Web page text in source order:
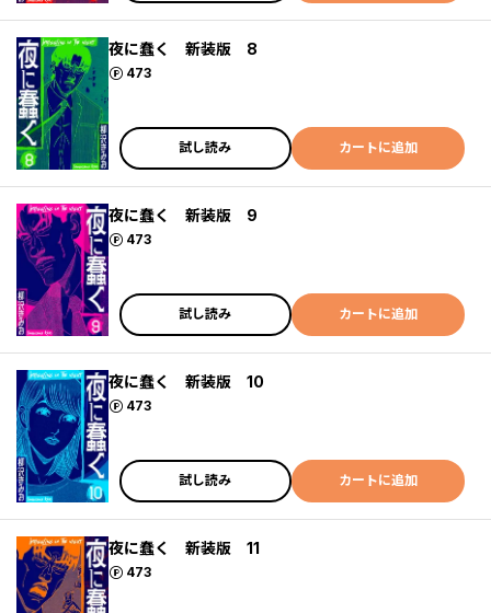
夜に蠢く 新装版 8
473
ポイント
試し読み カートに追加
夜に蠢く 新装版 9
473
ポイント
試し読み カートに追加
夜に蠢く 新装版 10
473
ポイント
試し読み カートに追加
夜に蠢く 新装版 11
473
ポイント